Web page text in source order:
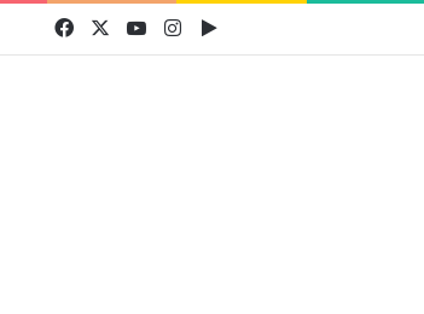
FacebookYouTubeInstagramGoogle Play